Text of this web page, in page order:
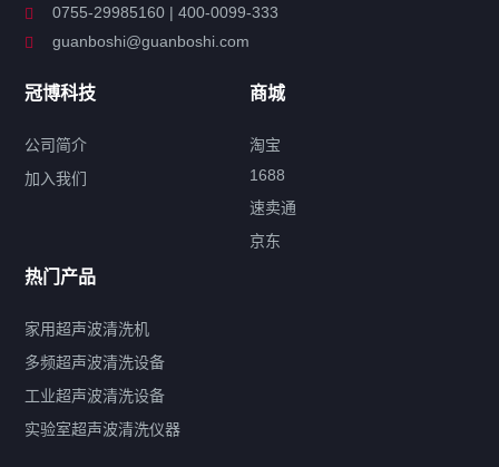
特种超声波洗净产品
超声波配件
产品标签
鼓泡 升降 抛动
带加热
功率可调
双波脱气
机械旋钮系列
厨具清洗机
超声波振板
0755-29985160 | 400-0099-333
guanboshi@guanboshi.com
冠博科技
公司简介
加入我们
商城
淘宝
1688
速卖通
京东
热门产品
家用超声波清洗机
多频超声波清洗设备
工业超声波清洗设备
实验室超声波清洗仪器